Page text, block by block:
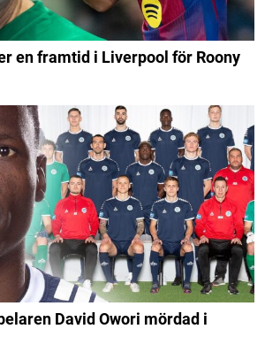
en framtid i Liverpool för Roony
David Owori mördad i